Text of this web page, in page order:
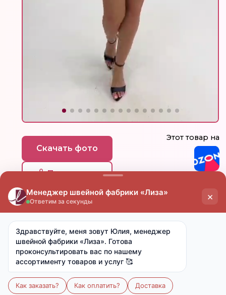
Скачать фото
Поделиться
Этот товар на
цена
опт
от 15 000 ₽
1 060 ₽
от 7 000 ₽
1 300 ₽
Ткань:Вискоза (вискоза 95%, лайкра 5%)
Артикул:М-761
Размер:42-50